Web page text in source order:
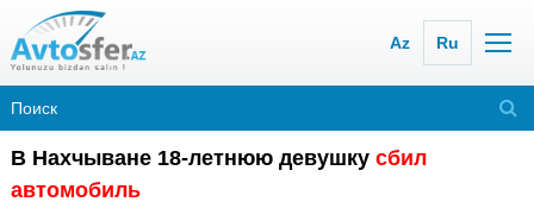
Az Ru
В Нахчыване 18-летнюю девушку сбил
автомобиль